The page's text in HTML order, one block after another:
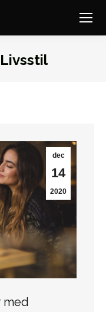
Livsstil
dec
14
2020
med